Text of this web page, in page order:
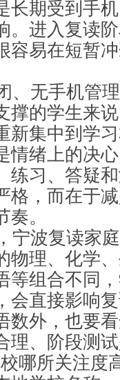
长期受到手
。进入复读
容易在短暂
、无手机管
撑的学生来
新集中到学
情绪上的决
练习、答疑
格，而在于
。
宁波复读家
物理、化学
等组合不同
会直接影响
数外，也要
理、阶段测
哪所关注度